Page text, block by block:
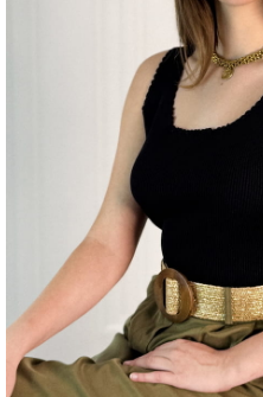
JEANS & PANTALONS
MANTEAUX & PARKAS
JUPES & SHORTS
ACCESSOIRES
CARTES CADEAUX
FOULARDS ET ÉCHARPES
BRADERIE D'ÉTÉ
ACCESSOIRES
HAUTS
PANTALONS ET JEANS